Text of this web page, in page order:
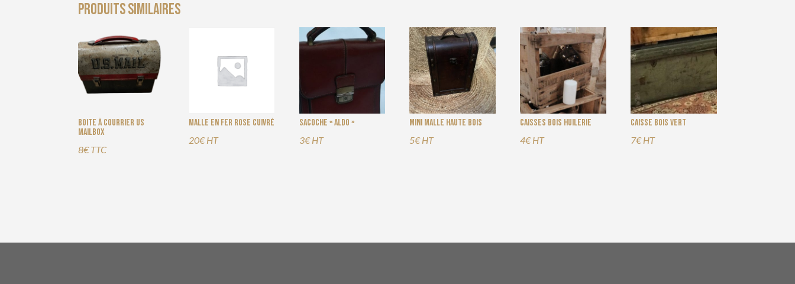
Produits similaires
Boite à courrier US
Mailbox
8€ TTC
Malle en fer rose cuivré
20€ HT
Sacoche « Aldo »
3€ HT
Mini malle haute bois
5€ HT
Caisses bois Huilerie
4€ HT
Caisse bois vert
7€ HT